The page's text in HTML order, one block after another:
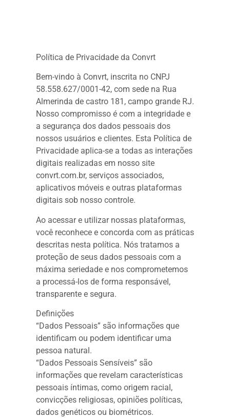
Política de Privacidade da Convrt
Bem-vindo à Convrt, inscrita no CNPJ
58.558.627/0001-42, com sede na Rua
Almerinda de castro 181, campo grande RJ.
Nosso compromisso é com a integridade e
a segurança dos dados pessoais dos
nossos usuários e clientes. Esta Política de
Privacidade aplica-se a todas as interações
digitais realizadas em nosso site
convrt.com.br, serviços associados,
aplicativos móveis e outras plataformas
digitais sob nosso controle.
Ao acessar e utilizar nossas plataformas,
você reconhece e concorda com as práticas
descritas nesta política. Nós tratamos a
proteção de seus dados pessoais com a
máxima seriedade e nos comprometemos
a processá-los de forma responsável,
transparente e segura.
Definições
“Dados Pessoais” são informações que
identificam ou podem identificar uma
pessoa natural.
“Dados Pessoais Sensíveis” são
informações que revelam características
pessoais íntimas, como origem racial,
convicções religiosas, opiniões políticas,
dados genéticos ou biométricos.